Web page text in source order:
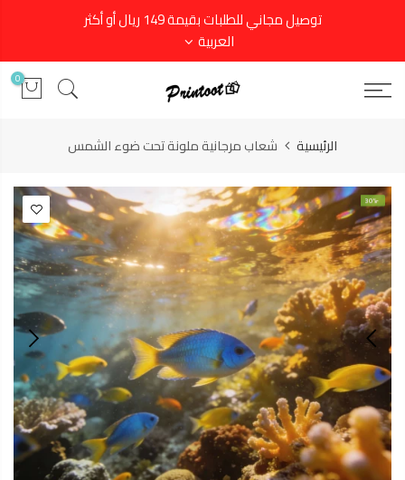
توصيل مجاني للطلبات بقيمة 149 ريال أو أكثر
العربية
0
الرئيسية شعاب مرجانية ملونة تحت ضوء الشمس
-30%